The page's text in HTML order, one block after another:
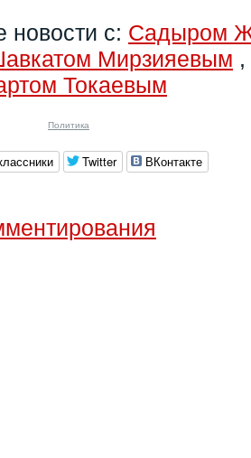
новости с: Садыром
Мирзияевым ,
Токаевым
Политика
Twitter ВКонтакте